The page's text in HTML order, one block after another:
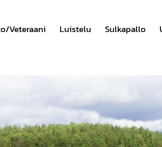
Veteraani Luistelu Sulkapallo